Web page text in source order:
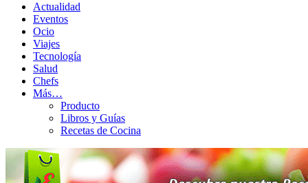
Actualidad
Eventos
Ocio
Viajes
Tecnología
Salud
Chefs
Más…
Producto
Libros y Guías
Recetas de Cocina